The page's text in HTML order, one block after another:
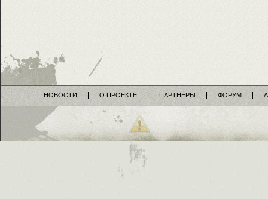
НОВОСТИ О ПРОЕКТЕ ПАРТНЕРЫ ФОРУМ